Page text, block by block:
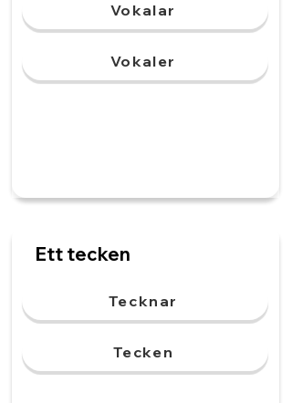
Vokalar
Vokaler
Ett tecken
Tecknar
Tecken